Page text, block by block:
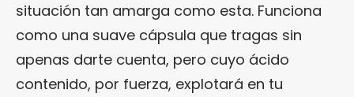
situación tan amarga como esta. Funciona
como una suave cápsula que tragas sin
apenas darte cuenta, pero cuyo ácido
contenido, por fuerza, explotará en tu